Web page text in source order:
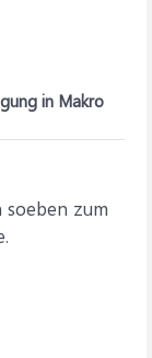
in Makro
zum